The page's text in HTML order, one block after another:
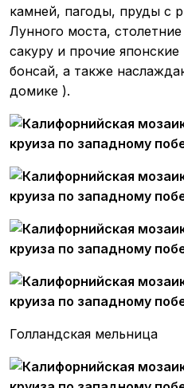
камней, пагоды, пруды с
Лунного моста,
сакуру и прочие
бонсай, а также
домике ).
Голландская мельница